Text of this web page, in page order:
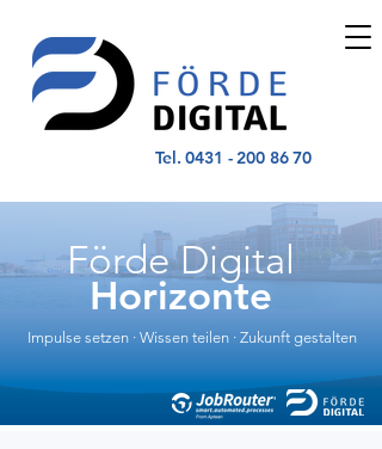
Tel.0431 - 200 86 70
Förde Digital
Horizonte
Impulse setzen · Wissen teilen · Zukunft gestalten